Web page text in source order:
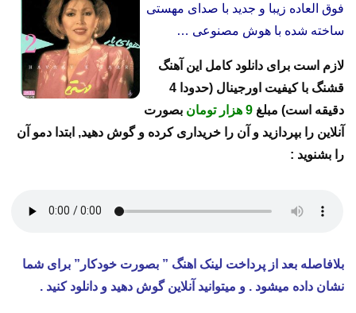
فوق العاده زیبا و جدید با صدای مهستی
ساخته شده با هوش مصنوعی …
لازم است برای دانلود کامل این آهنگ
قشنگ با کیفیت اورجینال (حدودا 4
دقیقه است) مبلغ 9 هزار تومان
بصورت
آنلاین را بپردازید و آن را خریداری کرده و گوش دهید, ابتدا دمو آن
را بشنوید :
بلافاصله بعد از پرداخت لینک اهنگ ” بصورت خودکار” برای شما
نشان داده میشود . و میتوانید آنلاین گوش دهید و دانلود کنید .